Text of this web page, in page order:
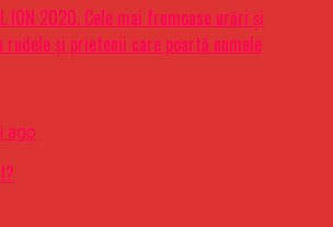
ION 2020. Cele mai frumoase urări şi
şi prietenii care poartă numele
ago